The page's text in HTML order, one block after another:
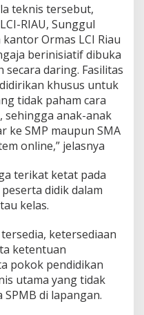
teknis tersebut,
RIAU, Sunggul
Ormas LCI Riau
berinisiatif dibuka
daring. Fasilitas
khusus untuk
tidak paham cara
sehingga anak-anak
ke SMP maupun SMA
online,” jelasnya
terikat ketat pada
didik dalam
kelas.
ketersediaan
ketentuan
pokok pendidikan
utama yang tidak
di lapangan.